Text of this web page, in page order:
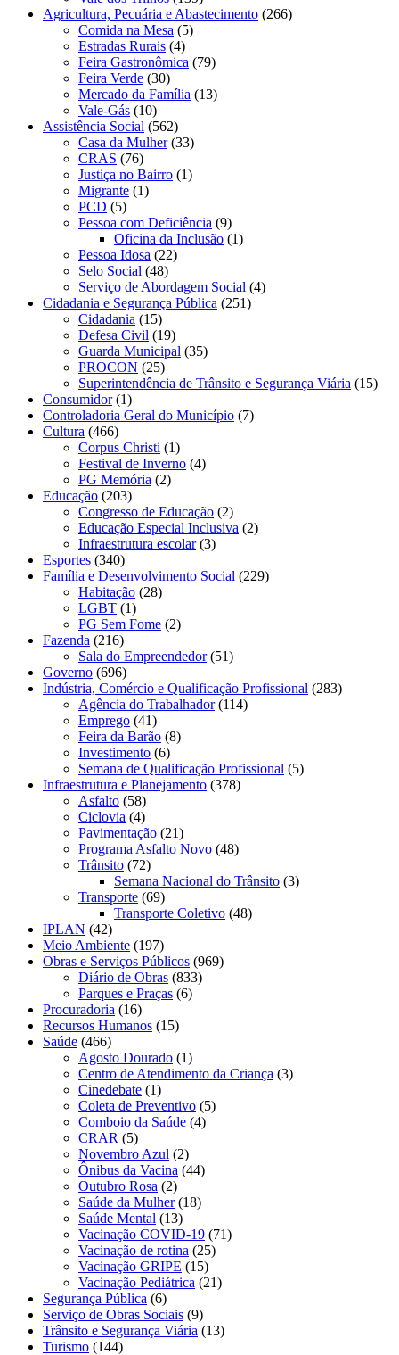
Agricultura, Pecuária e Abastecimento (266)
Comida na Mesa (5)
Estradas Rurais (4)
Feira Gastronômica (79)
Feira Verde (30)
Mercado da Família (13)
Vale-Gás (10)
Assistência Social (562)
Casa da Mulher(33)
CRAS (76)
Justiça no Bairro (1)
Migrante (1)
PCD (5)
Pessoa com Deficiência (9)
Oficina da Inclusão (1)
Pessoa Idosa (22)
Selo Social (48)
Serviço de Abordagem Social (4)
Cidadania e Segurança Pública (251)
Cidadania (15)
Defesa Civil (19)
Guarda Municipal (35)
PROCON (25)
Superintendência de Trânsito e Segurança Viária (15)
Consumidor(1)
Controladoria Geral do Município (7)
Cultura (466)
Corpus Christi (1)
Festival de Inverno (4)
PG Memória (2)
Educação (203)
Congresso de Educação (2)
Educação Especial Inclusiva (2)
Infraestrutura escolar(3)
Esportes (340)
Família e Desenvolvimento Social (229)
Habitação (28)
LGBT (1)
PG Sem Fome (2)
Fazenda (216)
Sala do Empreendedor(51)
Governo (696)
Indústria, Comércio e Qualificação Profissional (283)
Agência do Trabalhador(114)
Emprego (41)
Feira da Barão (8)
Investimento (6)
Semana de Qualificação Profissional (5)
Infraestrutura e Planejamento (378)
Asfalto (58)
Ciclovia (4)
Pavimentação (21)
Programa Asfalto Novo (48)
Trânsito (72)
Semana Nacional do Trânsito (3)
Transporte (69)
Transporte Coletivo (48)
IPLAN (42)
Meio Ambiente (197)
Obras e Serviços Públicos (969)
Diário de Obras (833)
Parques e Praças (6)
Procuradoria (16)
Recursos Humanos (15)
Saúde (466)
Agosto Dourado (1)
Centro de Atendimento da Criança (3)
Cinedebate (1)
Coleta de Preventivo (5)
Comboio da Saúde (4)
CRAR (5)
Novembro Azul (2)
Ônibus da Vacina (44)
Outubro Rosa (2)
Saúde da Mulher(18)
Saúde Mental (13)
Vacinação COVID-19 (71)
Vacinação de rotina (25)
Vacinação GRIPE (15)
Vacinação Pediátrica (21)
Segurança Pública (6)
Serviço de Obras Sociais (9)
Trânsito e Segurança Viária (13)
Turismo (144)